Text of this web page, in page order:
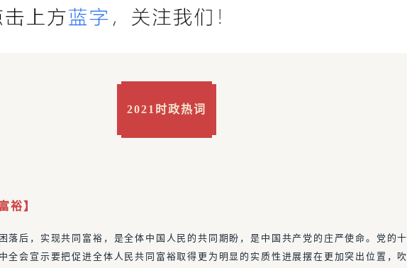
2021时政热词
裕 】
落后，实现共同富裕，是全体中国人民的共同期盼，是中国共产党的庄严使命。党的十
全会宣示要把促进全体人民共同富裕取得更为明显的实质性进展摆在更加突出位置，吹